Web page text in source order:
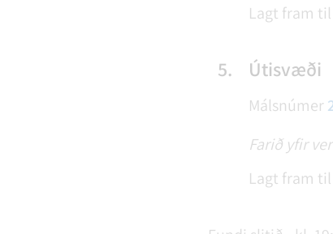
Lagt fram
5. Útisvæði
Málsnúmer
Farið yfir
Lagt fram